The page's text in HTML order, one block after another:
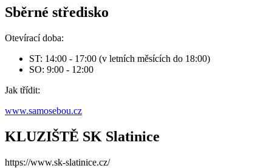
Sběrné středisko
Otevírací doba:
ST: 14:00 - 17:00 (v letních měsících do 18:00)
SO: 9:00 - 12:00
Jak třídit:
www.samosebou.cz
KLUZIŠTĚ SK Slatinice
https://www.sk-slatinice.cz/